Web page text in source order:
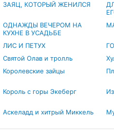
ЗАЯЦ, КОТОРЫЙ ЖЕНИЛСЯ
ОДНАЖДЫ ВЕЧЕРОМ НА
КУХНЕ В УСАДЬБЕ
ЛИС И ПЕТУХ
Святой Олав и тролль
Королевские зайцы
Король с горы Экеберг
Аскеладд и хитрый Миккель